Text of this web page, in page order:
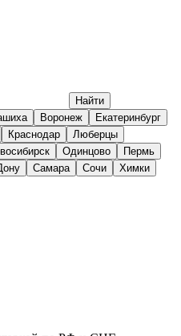
Воронеж
Екатеринбург
Краснодар
Люберцы
Одинцово
Пермь
Самара Сочи
Химки